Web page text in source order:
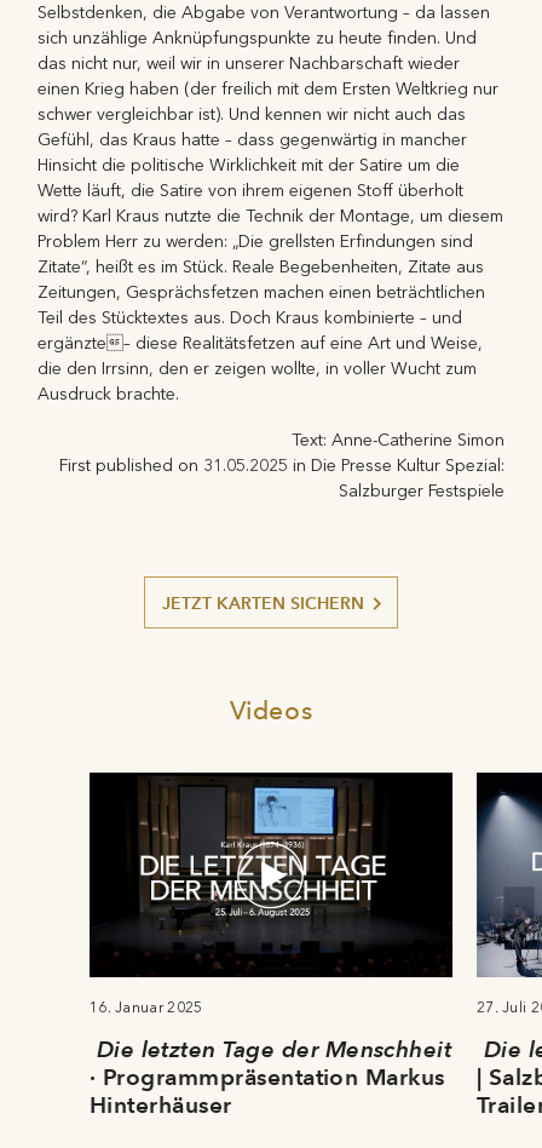
Selbstdenken, die Abgabe von Verantwortung – da lassen
sich unzählige Anknüpfungspunkte zu heute finden. Und
das nicht nur, weil wir in unserer Nachbarschaft wieder
einen Krieg haben (der freilich mit dem Ersten Weltkrieg nur
schwer vergleichbar ist). Und kennen wir nicht auch das
Gefühl, das Kraus hatte – dass gegenwärtig in mancher
Hinsicht die politische Wirklichkeit mit der Satire um die
Wette läuft, die Satire von ihrem eigenen Stoff überholt
wird? Karl Kraus nutzte die Technik der Montage, um diesem
Problem Herr zu werden: „Die grellsten Erfindungen sind
Zitate“, heißt es im Stück. Reale Begebenheiten, Zitate aus
Zeitungen, Gesprächsfetzen machen einen beträchtlichen
Teil des Stücktextes aus. Doch Kraus kombinierte – und
ergänzte– diese Realitätsfetzen auf eine Art und Weise,
die den Irrsinn, den er zeigen wollte, in voller Wucht zum
Ausdruck brachte.
Text: Anne-Catherine Simon
First published on 31.05.2025 in Die Presse Kultur Spezial:
Salzburger Festspiele
JETZT KARTEN SICHERN
Videos
16. Januar 2025
Die letzten Tage der Menschheit
· Programmpräsentation Markus
Hinterhäuser
27. Juli
Die
|